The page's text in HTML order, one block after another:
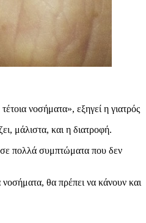
νοσήματα», εξηγεί η γιατρός
μάλιστα, και η διατροφή.
πολλά συμπτώματα που δεν
θα πρέπει να κάνουν και